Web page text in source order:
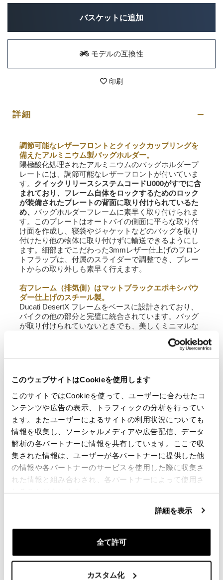
このウェブサイトはCookieを使用します
このサイトではCookieを使って、ユーザーに合わせたコ
ンテンツや広告の表示、トラフィックの分析を行ってい
ます。またユーザーによるサイトの利用状況についても
情報を収集し、ソーシャルメディアや広告配信、データ
解析の各パートナーに情報を共有しています。ここで収
集された情報は、ユーザーが各パートナーに提供した他
の情報や各パートナーのサービスを使用した際に収集さ
れた情報と組み合わされ、各パートナーによって使用さ
詳細を表示
全て許可
カスタム化
バスケットに追加
モデルの互換性
印刷
詳細
調節可能なレザーフロントとクイックカップリングを
備えたアルミニウム製バッグホルダー。
陽極酸化処理されたアルミニウムのバッグホルダープ
レートには、調節可能なレザーフロントが付いていま
す。 クイックリリースシステムコードU000がすでに含
まれており、フレーム自体をロックするためのロック
が装備されたプレートの背面に取り付けられているた
め、 バッグホルダーフレームに素早く取り付けられま
す。このプレートはオートバイの側面に平らな取り付
け面を作成し、寝袋やジャケットなどのバッグを取り
付けたり他の物体に取り付けずに輸送できるようにし
ます。細部までこだわった3mmレザー仕上げのフロン
トフラップは、付属のスライダーで調整でき、プレー
トからの取り外しも素早く行えます。
右フレーム（排気側）はマットブラックエポキシパウ
ダー仕上げのスチール製。
Ducati DesertX フレームをベースに設計されており、
バイクの他の部分と完璧に統合されています。バッグ
が取り付けられていないときでも、美しくミニマルな
きています。同乗者が乗ったまま快適にご使用いただ
に取り付けられ、同乗者が快適に使用できます。
注意: オリジナルのラゲッジラックコード 96781881AA
とは互換性がありません。
フレームは当社のバッグ用に設計されました。ユニッ
トガレージは不適切な使用に対して一切の責任を負い
ません。
最高のものを提供するために、私たちは常に製品を細
部まで改良しています。画像は以前のバージョンを参